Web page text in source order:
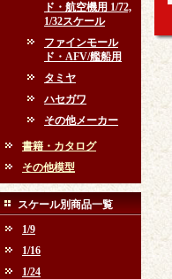
ド・航空機用 1/72,
1/32スケール
ファインモール
ド・AFV/艦船用
タミヤ
ハセガワ
その他メーカー
書籍・カタログ
その他模型
スケール別商品一覧
1/9
1/16
1/24